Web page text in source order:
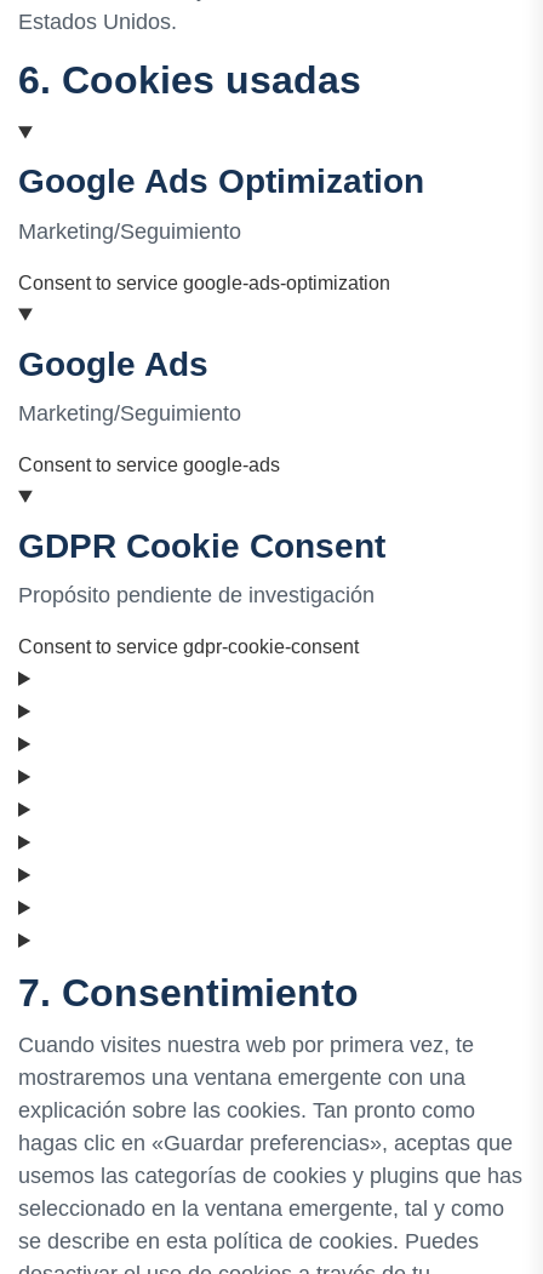
Estados Unidos.
6. Cookies usadas
Google Ads Optimization
Marketing/Seguimiento
Consent to service google-ads-optimization
Google Ads
Marketing/Seguimiento
Consent to service google-ads
GDPR Cookie Consent
Propósito pendiente de investigación
Consent to service gdpr-cookie-consent
7. Consentimiento
Cuando visites nuestra web por primera vez, te
mostraremos una ventana emergente con una
explicación sobre las cookies. Tan pronto como
hagas clic en «Guardar preferencias», aceptas que
usemos las categorías de cookies y plugins que has
seleccionado en la ventana emergente, tal y como
se describe en esta política de cookies. Puedes